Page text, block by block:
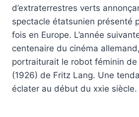
d’extraterrestres verts
spectacle étatsunien présenté
fois en Europe. L’année
centenaire du cinéma
portraiturait le robot féminin de
(1926) de Fritz Lang. Une
éclater au début du xxie siècle.